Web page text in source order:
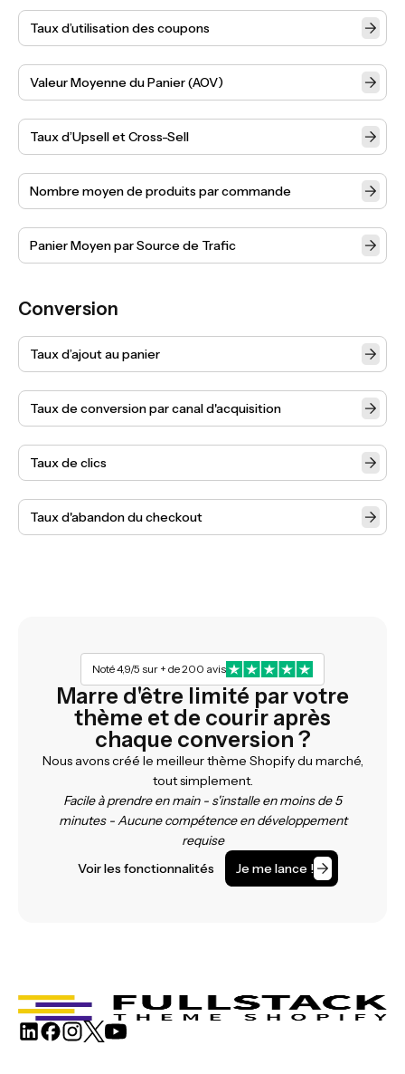
Taux d’utilisation des coupons
Valeur Moyenne du Panier (AOV)
Taux d’Upsell et Cross-Sell
Nombre moyen de produits par commande
Panier Moyen par Source de Trafic
Conversion
Taux d’ajout au panier
Taux de conversion par canal d'acquisition
Taux de clics
Taux d'abandon du checkout
Noté 4,9/5 sur + de 200 avis
Marre d'être limité par votre
thème et de courir après
chaque conversion ?
Nous avons créé le meilleur thème Shopify du marché,
tout simplement.
Facile à prendre en main - s'installe en moins de 5
minutes - Aucune compétence en développement
requise
Voir les fonctionnalités
Je me lance !